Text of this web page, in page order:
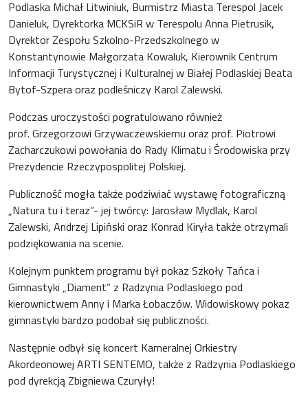
Podlaska Michał Litwiniuk, Burmistrz Miasta Terespol Jacek
Danieluk, Dyrektorka MCKSiR w Terespolu Anna Pietrusik,
Dyrektor Zespołu Szkolno-Przedszkolnego w
Konstantynowie Małgorzata Kowaluk, Kierownik Centrum
Informacji Turystycznej i Kulturalnej w Białej Podlaskiej Beata
Bytof-Szpera oraz podleśniczy Karol Zalewski.
Podczas uroczystości pogratulowano również
prof. Grzegorzowi Grzywaczewskiemu oraz prof. Piotrowi
Zacharczukowi powołania do Rady Klimatu i Środowiska przy
Prezydencie Rzeczypospolitej Polskiej.
Publiczność mogła także podziwiać wystawę fotograficzną
„Natura tu i teraz”- jej twórcy: Jarosław Mydlak, Karol
Zalewski, Andrzej Lipiński oraz Konrad Kiryła także otrzymali
podziękowania na scenie.
Kolejnym punktem programu był pokaz Szkoły Tańca i
Gimnastyki „Diament” z Radzynia Podlaskiego pod
kierownictwem Anny i Marka Łobaczów. Widowiskowy pokaz
gimnastyki bardzo podobał się publiczności.
Następnie odbył się koncert Kameralnej Orkiestry
Akordeonowej ARTI SENTEMO, także z Radzynia Podlaskiego
pod dyrekcją Zbigniewa Czuryły!